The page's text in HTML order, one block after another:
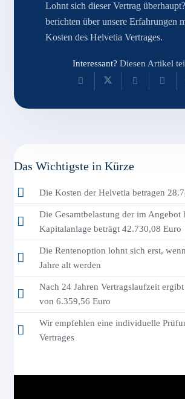
Lohnt sich dieser Vertrag
berichten über unsere Erfahrungen
Kosten des Helvetia Vertrages.
Interessant? Diesen Artikel
Das Wichtigste in Kürze
Die Kosten der Helvetia betragen
Die Gesamtbelastung der im Angebot
Kapitalanlage beträgt 42.730,08 Euro
Die Rentenoption lohnt sich erst,
Jahre alt werden
Nach 24 Jahren Vertragslaufzeit
von 6.359,56 Euro
Wir empfehlen eine individuelle
Vertrages